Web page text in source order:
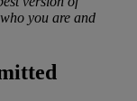
you are and